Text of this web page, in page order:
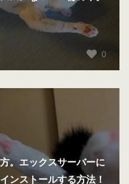
0
。エックスサーバーに
ンストールする方法！